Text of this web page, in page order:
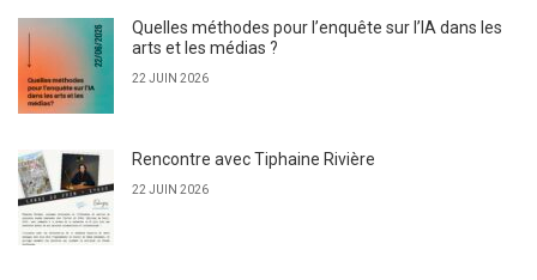
Quelles méthodes pour l’enquête sur l’IA dans les
arts et les médias ?
22 JUIN 2026
Rencontre avec Tiphaine Rivière
22 JUIN 2026